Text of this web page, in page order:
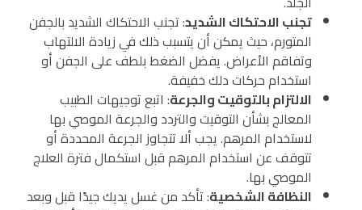
تجنب الاحتكاك الشديد: تجنب الاحتكاك الشديد بالجفن
المتورم، حيث يمكن أن يتسبب ذلك في زيادة الالتهاب
وتفاقم الأعراض. يفضل الضغط بلطف على الجفن أو
استخدام حركات دلك خفيفة.
الالتزام بالتوقيت والجرعة: اتبع توجيهات الطبيب
المعالج بشأن التوقيت والتردد والجرعة الموصي بها
لاستخدام المرهم. يجب ألا تتجاوز الجرعة المحددة أو
تتوقف عن استخدام المرهم قبل استكمال فترة العلاج
الموصي بها.
النظافة الشخصية: تأكد من غسل يديك جيدًا قبل وبعد